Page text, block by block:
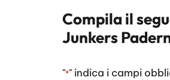
Compila il
Junkers
"*" indica i campi